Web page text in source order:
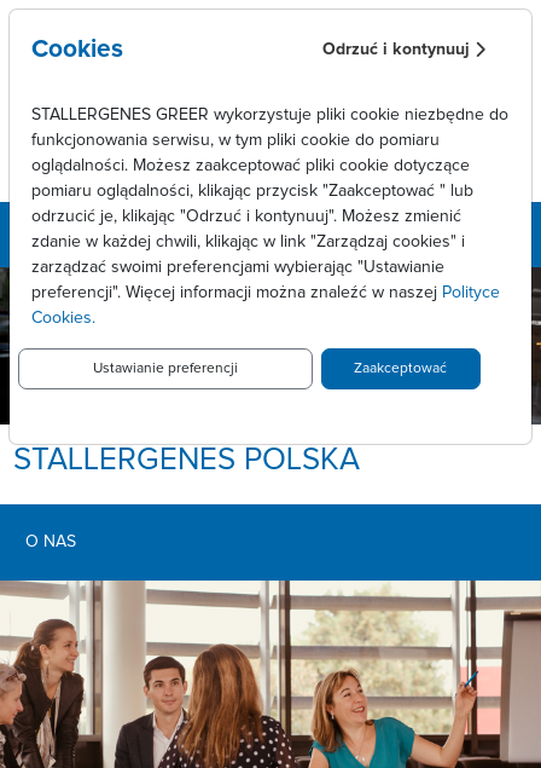
Skip to main content
STALLERGENES POLSKA
O NAS
Cookies Odrzuć i kontynuuj
STALLERGENES GREER wykorzystuje pliki cookie niezbędne do
funkcjonowania serwisu, w tym pliki cookie do pomiaru
oglądalności. Możesz zaakceptować pliki cookie dotyczące
pomiaru oglądalności, klikając przycisk "Zaakceptować " lub
odrzucić je, klikając "Odrzuć i kontynuuj". Możesz zmienić
zdanie w każdej chwili, klikając w link "Zarządzaj cookies" i
zarządzać swoimi preferencjami wybierając "Ustawianie
preferencji". Więcej informacji można znaleźć w naszej Polityce
Cookies.
Ustawianie preferencji Zaakceptować